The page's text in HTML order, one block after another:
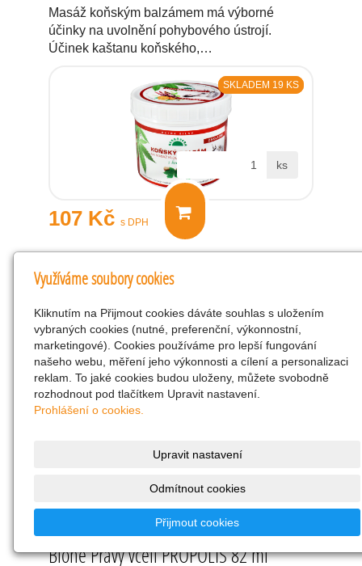
Masáž koňským balzámem má výborné
účinky na uvolnění pohybového ústrojí.
Účinek kaštanu koňského,…
SKLADEM 19 KS
107 Kč s DPH
ks
Herbavera Hadí mazání 500 ml
uvolnění pohybového ústrojí. Syntetický hadí
jed obsahuje…
SKLADEM 15 KS
107 Kčs DPH
Bione Pravý včelí PROPOLIS 82 ml
Využíváme soubory cookies
Kliknutím na Přijmout cookies dáváte souhlas s uložením
vybraných cookies (nutné, preferenční, výkonnostní,
marketingové). Cookies používáme pro lepší fungování
našeho webu, měření jeho výkonnosti a cílení a personalizaci
reklam. To jaké cookies budou uloženy, můžete svobodně
rozhodnout pod tlačítkem Upravit nastavení.
Prohlášení o cookies.
Upravit nastavení
Odmítnout cookies
Přijmout cookies